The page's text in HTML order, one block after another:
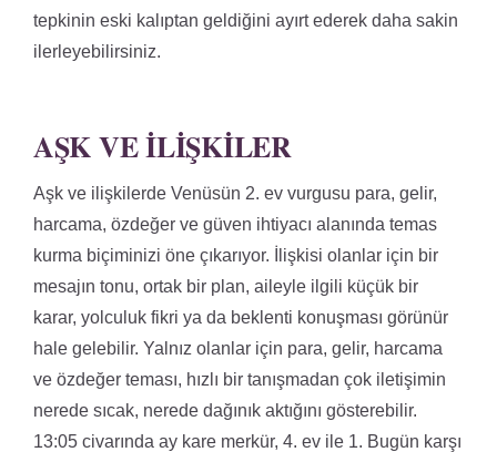
tepkinin eski kalıptan geldiğini ayırt ederek daha sakin
ilerleyebilirsiniz.
AŞK VE İLIŞKILER
Aşk ve ilişkilerde Venüsün 2. ev vurgusu para, gelir,
harcama, özdeğer ve güven ihtiyacı alanında temas
kurma biçiminizi öne çıkarıyor. İlişkisi olanlar için bir
mesajın tonu, ortak bir plan, aileyle ilgili küçük bir
karar, yolculuk fikri ya da beklenti konuşması görünür
hale gelebilir. Yalnız olanlar için para, gelir, harcama
ve özdeğer teması, hızlı bir tanışmadan çok iletişimin
nerede sıcak, nerede dağınık aktığını gösterebilir.
13:05 civarında ay kare merkür, 4. ev ile 1. Bugün karşı